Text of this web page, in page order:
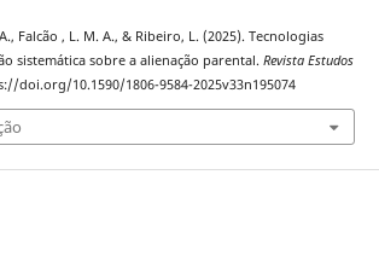
Falcão , L. M. A., & Ribeiro, L. (2025). Tecnologias
sistemática sobre a alienação parental. Revista Estudos
doi.org/10.1590/1806-9584-2025v33n195074